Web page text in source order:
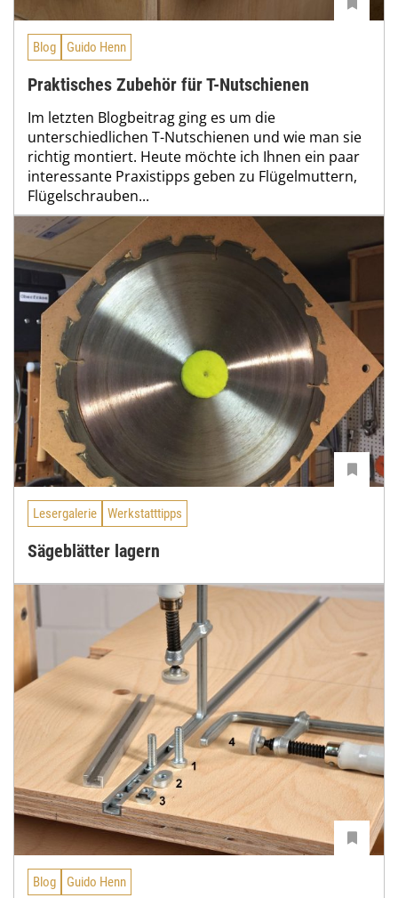
Blog Guido Henn
Praktisches Zubehör für T-Nutschienen
Im letzten Blogbeitrag ging es um die
unterschiedlichen T-Nutschienen und wie man sie
richtig montiert. Heu­te möchte ich Ihnen ein paar
interessante Praxistipps geben zu Flügelmuttern,
Flügelschrauben...
Lesergalerie Werkstatttipps
Sägeblätter lagern
Blog Guido Henn